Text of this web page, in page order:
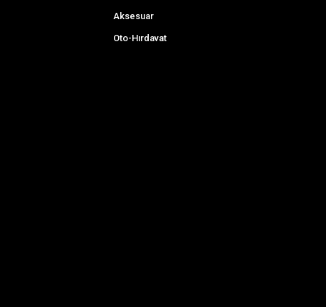
Aksesuar
Oto-Hırdavat